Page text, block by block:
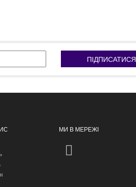
ПІДПИСАТИСЯ
МИ В МЕРЕЖІ